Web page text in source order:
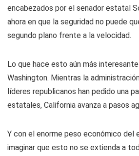
encabezados por el senador estatal
ahora en que la seguridad no puede
segundo plano frente a la velocidad.
Lo que hace esto aún más
Washington. Mientras la
líderes republicanos han pedido una
estatales, California avanza a pasos
Y con el enorme peso económico del
imaginar que esto no se extienda a